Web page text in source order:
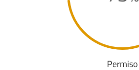
Permiso